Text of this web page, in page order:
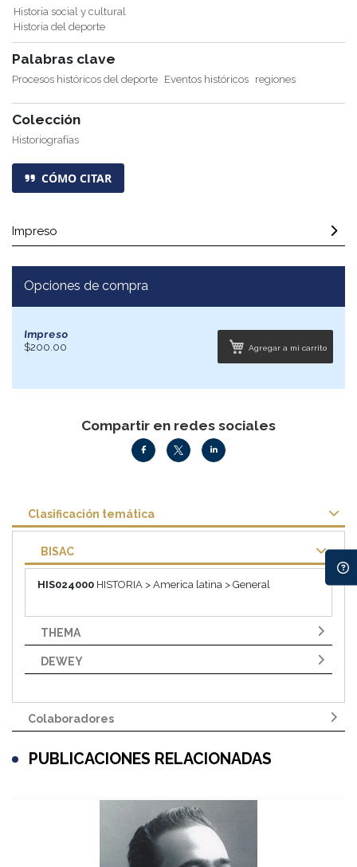
Historia social y cultural
Historia del deporte
Palabras clave
Procesos históricos del deporte Eventos históricos regiones
Colección
Historiografías
CÓMO CITAR
Impreso
Opciones de compra
Impreso
$200.00
Agregar a mi carrito
Compartir en redes sociales
Clasificación temática
BISAC
HIS024000 HISTORIA > America latina > General
THEMA
DEWEY
Colaboradores
PUBLICACIONES RELACIONADAS